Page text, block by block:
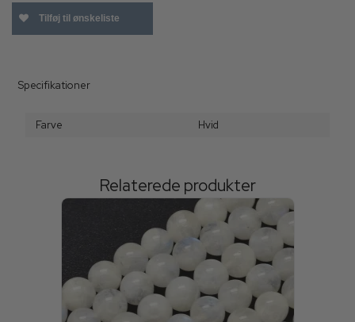
Tilføj til ønskeliste
Specifikationer
Farve Hvid
Relaterede produkter